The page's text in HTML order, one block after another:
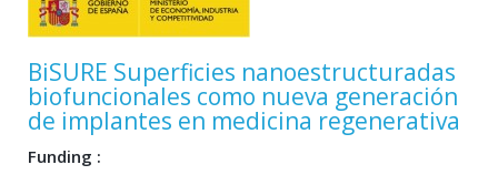
BiSURE Superficies nanoestructuradas
biofuncionales como nueva generación
de implantes en medicina regenerativa
Funding :